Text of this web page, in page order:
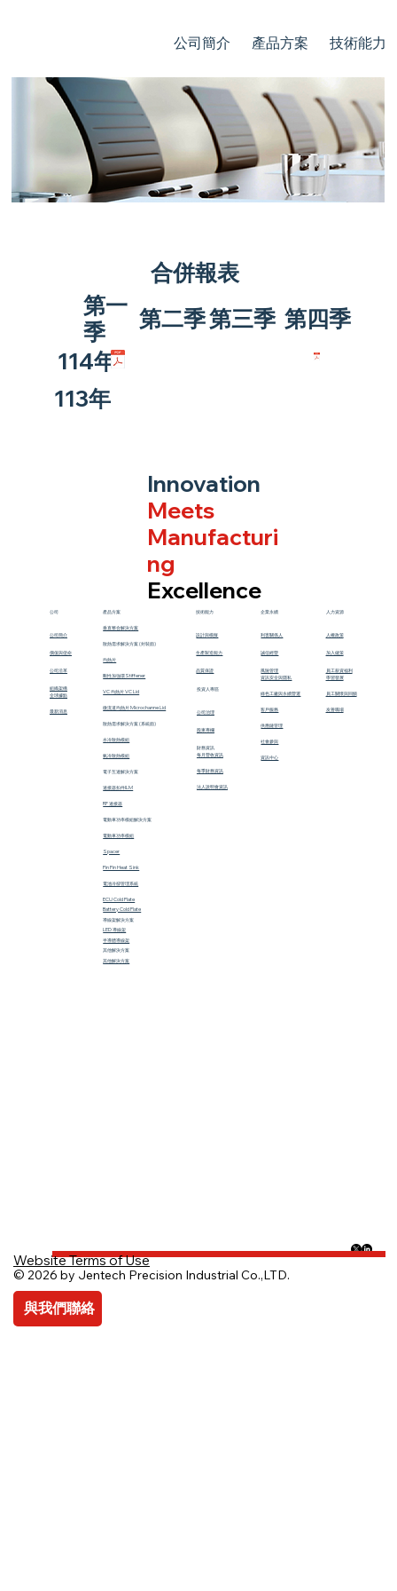
公司簡介 產品方案 技術能力
合併報表
第一
季
​第二季第三季 第四季
113年
114年
Innovation
Meets
Manufacturi
ng
Excellence
公司
公司簡介
價值與使命
公司沿革
組織架構
​全球據點
最新消息
產品方案
垂直整合解決方案
散熱需求解決方案 (封裝面)
均熱片
剛性加強環Stiffener
VC 均熱片 VC Lid
微流道均熱片 Microchanne Lid
散熱需求解決方案 (系統面)
水冷散熱模組
氣冷散熱模組
電子互連解決方案
連接器扣件ILM
RF 連接器
電動車功率模組解決方案
電動車功率模組
Spacer
Pin Fin Heat Sink
電池冷卻管理系統
ECU Cold Plate
Battery Cold Plate
導線架解決方案
LED 導線架
半導體導線架
​其他解決方案
其他解決方案
技術能力
​品質保證
設計與模擬
生產製造能力
投資人專區
公司治理
股東專欄
財務資訊
每月營收資訊
每季財務資訊
法人說明會資訊
企業永續
利害關係人
誠信經營
風險管理
資訊安全與隱私
​綠色工廠與永續營運
客戶服務
供應鏈管理
社會參與
資訊中心
人力資源
人權政策
加入健策
員工薪資福利
學習發展
員工關懷與回饋
友善職場
Website Terms of Use
© 2026 by Jentech Precision Industrial Co.,LTD.
與我們聯絡